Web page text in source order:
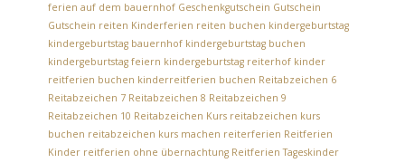
ferien auf dem bauernhof Geschenkgutschein Gutschein
Gutschein reiten Kinderferien reiten buchen kindergeburtstag
kindergeburtstag bauernhof kindergeburtstag buchen
kindergeburtstag feiern kindergeburtstag reiterhof kinder
reitferien buchen kinderreitferien buchen Reitabzeichen 6
Reitabzeichen 7 Reitabzeichen 8 Reitabzeichen 9
Reitabzeichen 10 Reitabzeichen Kurs reitabzeichen kurs
buchen reitabzeichen kurs machen reiterferien Reitferien
Kinder reitferien ohne übernachtung Reitferien Tageskinder